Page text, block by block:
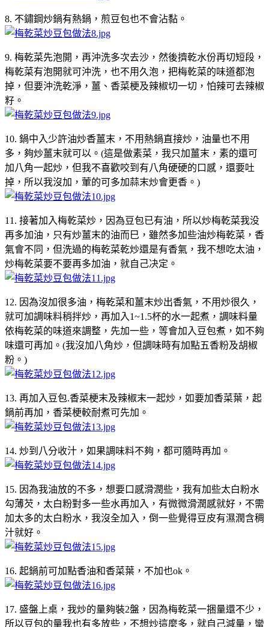
8. 不鏽鋼炒鍋有熱鍋，煎豆包也不會沾黏。
9. 梅乾菜先泡開，再沖洗多次去沙，然後擠乾水份再切短段，
梅乾菜有泡開就可沖洗，也不用久泡，把梅乾菜的味道都泡
掉，但要沖洗乾淨，薑、香菜梗及辣椒切一切，怕辣可去辣椒
籽。
10. 鍋中入少許油炒香薑末，不用熱鍋直接炒，油量也不用
多，夠炒薑末就可以。(這是做素菜，我只加薑末，素的還可
加八角一起炒，但我不喜歡咬到有八角硬硬的口感，還要吐
掉，所以我沒加，葷的可多加蒜末炒會更香。)
11. 接著加入梅乾菜炒，因為豆包已有油，所以炒梅乾菜我没
再多加油，只有炒薑末的油而巳，雖然多加些油炒梅乾菜，香
氣會不同，但洗過的梅乾菜乾炒還是有香氣，我不想吃太油，
炒梅乾菜要不要再多加油，就自己决定。
12. 因為沒加很多油，梅乾菜和薑末炒出香氣，不用炒很久，
就可加調味料稍拌炒，再加入1~1.5杯的水一起煮，調味料量
依梅乾菜的味道來調整，先加一些，等會加入豆包煮，如不夠
味還可再加。(我沒加八角炒，但調味時有加點五香粉及胡椒
粉。)
13. 再加入豆包.香菜梗末及辣椒末一起炒，如要加香菜葉，起
鍋前再加，香菜梗較耐煮可先加。
14. 炒到八分收汁，如果調味料不夠，都可隨時再加。
15. 因為我油放的不多，想要口感滑潤些，我有加些太白粉水
勾薄芡，太白粉對多一些水再加入，有微微滑潤感就好，不需
加太多的太白粉水，我沒全加入，倒一些覺得豆皮有濕潤含稠
汁就好。
16. 起鍋前可加點香油和香菜葉，不加也ok。
17. 盛盤上桌，我炒的量夠裝2盤，因為梅乾菜一捆量還不少，
所以豆包的量我也有多放些，不想炒這麼多，就自己減量，蠻